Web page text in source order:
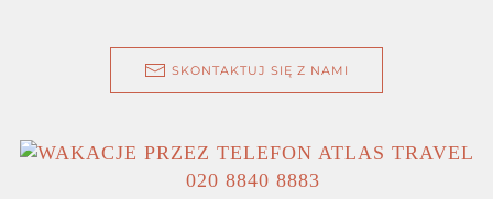
SKONTAKTUJ SIĘ Z NAMI
020 8840 8883